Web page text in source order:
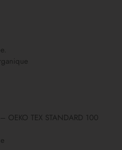
TEX STANDARD 100